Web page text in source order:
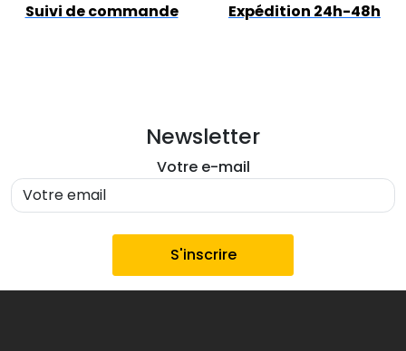
Suivi de commande Expédition 24h-48h
Newsletter
Votre e-mail